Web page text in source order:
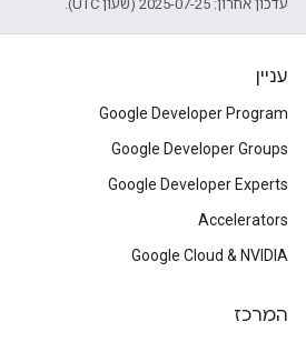
עדכון אחרון: 2025-07-25 (שעון UTC).
עניין
Google Developer Program
Google Developer Groups
Google Developer Experts
Accelerators
Google Cloud & NVIDIA
המרכז